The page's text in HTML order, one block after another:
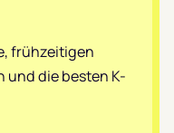
frühzeitigen
und die besten K-